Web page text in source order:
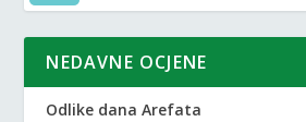
NEDAVNE OCJENE
Odlike dana Arefata